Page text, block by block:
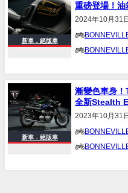
新車．絕版車
重磅登場！油
2024年10月31日
新車．絕版車
漸變色車身
全新Stealth
2023年10月31日